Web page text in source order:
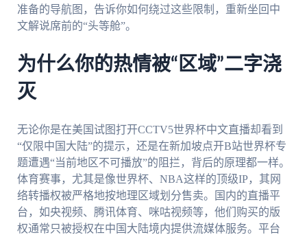
准备的导航图，告诉你如何绕过这些限制，重新坐回中
文解说席前的“头等舱”。
为什么你的热情被“区域”二字浇
灭
无论你是在美国试图打开CCTV5世界杯中文直播却看到
“仅限中国大陆”的提示，还是在新加坡点开B站世界杯专
题遭遇“当前地区不可播放”的阻拦，背后的原理都一样。
体育赛事，尤其是像世界杯、NBA这样的顶级IP，其网
络转播权被严格地按地理区域划分售卖。国内的直播平
台，如央视频、腾讯体育、咪咕视频等，他们购买的版
权通常只被授权在中国大陆境内提供流媒体服务。平台